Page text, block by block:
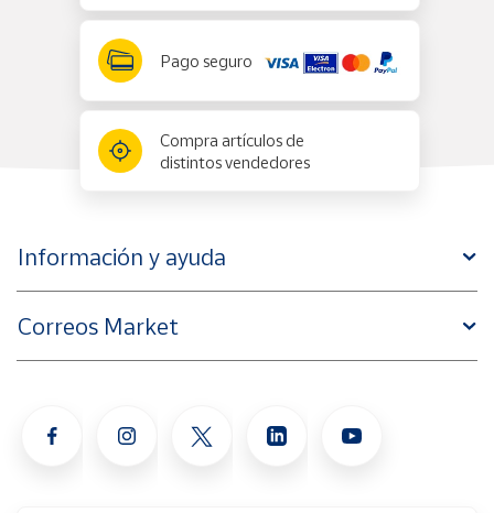
Pago seguro
Compra artículos de
distintos vendedores
Información y ayuda
Correos Market